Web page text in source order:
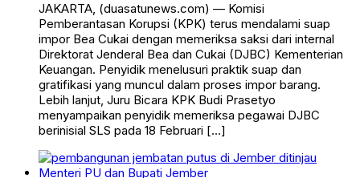
JAKARTA, (duasatunews.com) — Komisi
Pemberantasan Korupsi (KPK) terus mendalami suap
impor Bea Cukai dengan memeriksa saksi dari internal
Direktorat Jenderal Bea dan Cukai (DJBC) Kementerian
Keuangan. Penyidik menelusuri praktik suap dan
gratifikasi yang muncul dalam proses impor barang.
Lebih lanjut, Juru Bicara KPK Budi Prasetyo
menyampaikan penyidik memeriksa pegawai DJBC
berinisial SLS pada 18 Februari […]